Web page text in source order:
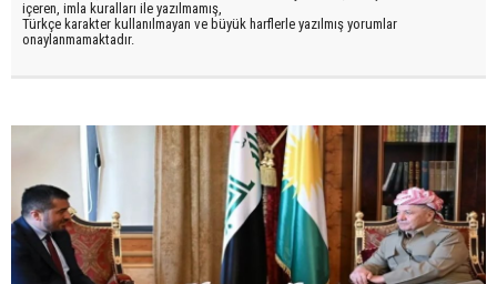
içeren, imla kuralları ile yazılmamış,
Türkçe karakter kullanılmayan ve büyük harflerle yazılmış yorumlar
onaylanmamaktadır.